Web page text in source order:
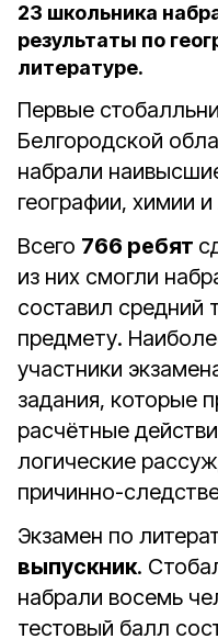
23 школьника
результаты по
литературе.
Первые
Белгородской
набрали
географии, химии
Всего 766 ребят
из них смогли
составил средний
предмету.
участники
задания, которые
расчётные
логические
причинно-
Экзамен по
выпускник.
набрали восемь
тестовый балл